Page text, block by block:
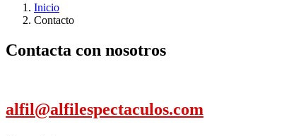
Inicio
Contacto
Contacta con nosotros
alfil@alfilespectaculos.com